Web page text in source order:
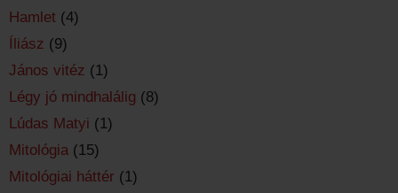
Hamlet (4)
Íliász (9)
János vitéz (1)
Légy jó mindhalálig (8)
Lúdas Matyi (1)
Mitológia (15)
Mitológiai háttér (1)